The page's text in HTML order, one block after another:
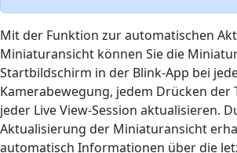
Mit der Funktion zur automatischen
Miniaturansicht können Sie die
Startbildschirm in der Blink-App bei
Kamerabewegung, jedem Drücken der
jeder Live View-Session aktualisieren.
Aktualisierung der Miniaturansicht
automatisch Informationen über die